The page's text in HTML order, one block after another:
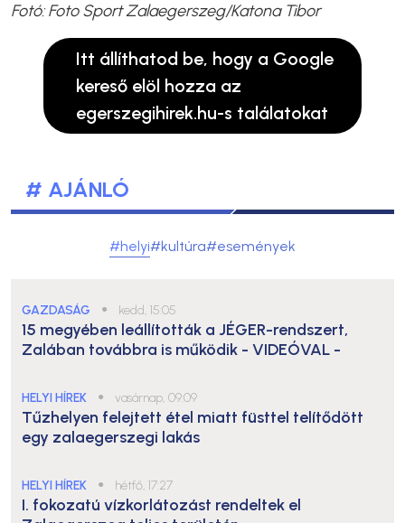
Fotó: Foto Sport Zalaegerszeg/Katona Tibor
Itt állíthatod be, hogy a Google
kereső elöl hozza az
egerszegihirek.hu-s találatokat
# AJÁNLÓ
#helyi#kultúra#események
GAZDASÁG ● kedd, 15:05
15 megyében leállították a JÉGER-rendszert,
Zalában továbbra is működik - VIDEÓVAL -
HELYI HÍREK ● vasárnap, 09:09
Tűzhelyen felejtett étel miatt füsttel telítődött
egy zalaegerszegi lakás
HELYI HÍREK ● hétfő, 17:27
I. fokozatú vízkorlátozást rendeltek el